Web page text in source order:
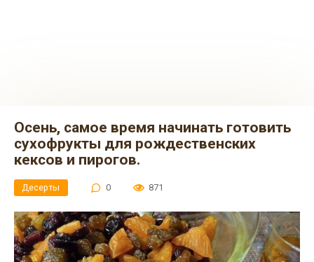
Осень, самое время начинать готовить
сухофрукты для рождественских
кексов и пирогов.
Десерты 0 871